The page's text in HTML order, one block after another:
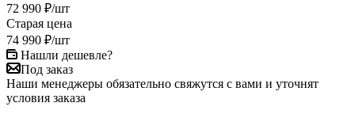
72 990 ₽/шт
Старая цена
74 990 ₽/шт
Нашли дешевле?
Под заказ
Наши менеджеры обязательно свяжутся с вами и уточнят
условия заказа